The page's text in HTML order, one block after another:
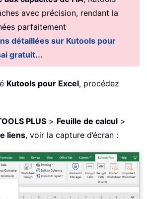
avec précision, rendant la
parfaitement
détaillées sur Kutools pour
gratuit...
Kutools pour Excel, procédez
PLUS > Feuille de calcul >
liens, voir la capture d’écran :